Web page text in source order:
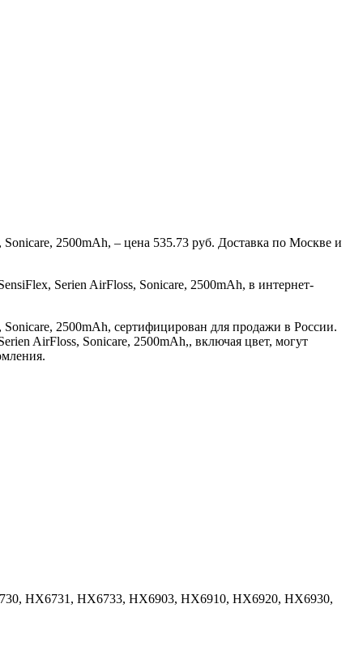
2500mAh, – цена 535.73 руб. Доставка по Москве и
Serien AirFloss, Sonicare, 2500mAh, в интернет-
2500mAh, сертифицирован для продажи в России.
AirFloss, Sonicare, 2500mAh,, включая цвет, могут
HX6731, HX6733, HX6903, HX6910, HX6920, HX6930,